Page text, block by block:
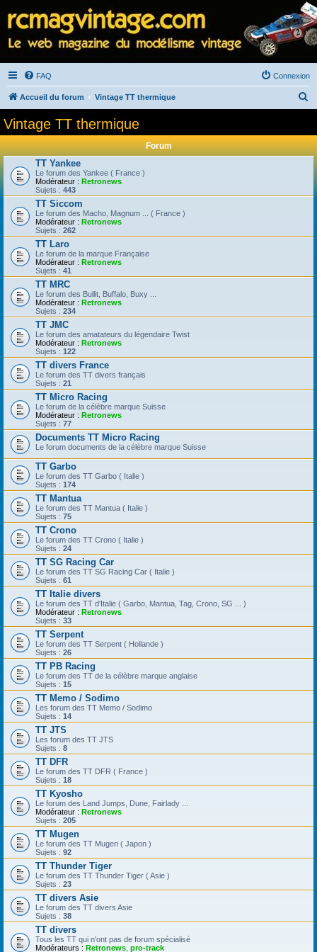
FAQ Connexion
Accueil du forum Vintage TT thermique
c
Vintage TT thermique
Forum
TT Yankee
Le forum des Yankee ( France )
Modérateur : Retronews
Sujets : 443
TT Siccom
Le forum des Macho, Magnum ... ( France )
Modérateur : Retronews
Sujets : 262
TT Laro
Le forum de la marque Française
Modérateur : Retronews
Sujets : 41
TT MRC
Le forum des Bullit, Buffalo, Buxy ...
Modérateur : Retronews
Sujets : 234
TT JMC
Le forum des amatateurs du légendaire Twist
Modérateur : Retronews
Sujets : 122
TT divers France
Le forum des TT divers français
Sujets : 21
TT Micro Racing
Le forum de la célèbre marque Suisse
Modérateur : Retronews
Sujets : 77
Documents TT Micro Racing
Le forum documents de la célèbre marque Suisse
TT Garbo
Le forum des TT Garbo ( Italie )
Sujets : 174
TT Mantua
Le forum des TT Mantua ( Italie )
Sujets : 75
TT Crono
Le forum des TT Crono ( Italie )
Sujets : 24
TT SG Racing Car
Le forum des TT SG Racing Car ( Italie )
Sujets : 61
TT Italie divers
Le forum des TT d'Italie ( Garbo, Mantua, Tag, Crono, SG ... )
Modérateur : Retronews
Sujets : 33
TT Serpent
Le forum des TT Serpent ( Hollande )
Sujets : 26
TT PB Racing
Le forum des TT de la célèbre marque anglaise
Sujets : 15
TT Memo / Sodimo
Les forum des TT Memo / Sodimo
Sujets : 14
TT JTS
Les forum des TT JTS
Sujets : 8
TT DFR
Le forum des TT DFR ( France )
Sujets : 18
TT Kyosho
Le forum des Land Jumps, Dune, Fairlady ...
Modérateur : Retronews
Sujets : 205
TT Mugen
Le forum des TT Mugen ( Japon )
Sujets : 92
TT Thunder Tiger
Le forum des TT Thunder Tiger ( Asie )
Sujets : 23
TT divers Asie
Le forum des TT divers Asie
Sujets : 38
TT divers
Tous les TT qui n'ont pas de forum spécialisé
Modérateurs : Retronews pro-track